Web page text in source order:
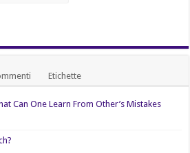
Etichette
Can One Learn From Other’s Mistakes